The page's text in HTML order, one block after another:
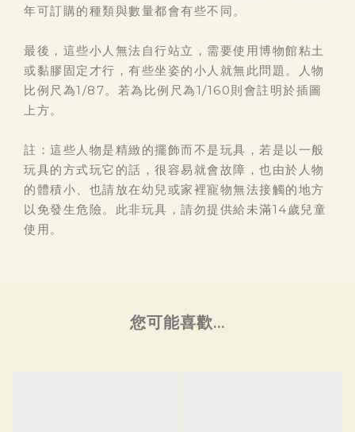
年可訂購的種類與數量都會有些不同。
最後，這些小人無法自行站立，需要使用博物館粘土
或黏膠固定才行，有些坐姿的小人就無此問題。人物
比例尺為1/87。若為比例尺為1/160則會註明於插圖
上方。
註：這些人物是精緻的擺飾而不是玩具，若是以一般
玩具的方式玩它的話，很容易就會故障，也由於人物
的體積小、也請放在幼兒或家裡寵物無法接觸的地方
以免發生危險。此非玩具，請勿提供給未滿14歲兒童
使用。
您可能喜歡...